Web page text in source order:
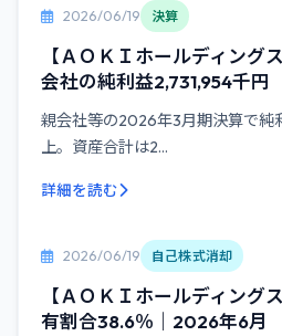
2026/06/19 決算
【ＡＯＫＩホールディング
会社の純利益2,731,954千円
親会社等の2026年3月期決算で純
上。資産合計は2...
詳細を読む
2026/06/19 自己株式消却
【ＡＯＫＩホールディング
有割合38.6％｜2026年6月